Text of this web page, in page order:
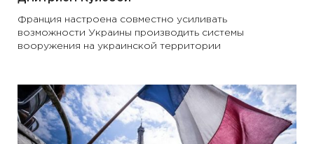
Франция настроена совместно усиливать
возможности Украины производить системы
вооружения на украинской территории